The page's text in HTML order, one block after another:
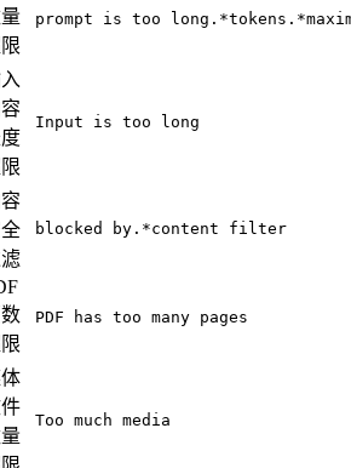
prompt is too
Input is too long
blocked by.*content filter
PDF has too many pages
Too much media